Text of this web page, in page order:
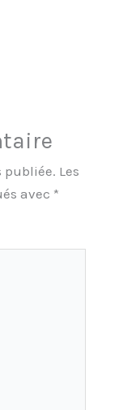
publiée. Les
avec *